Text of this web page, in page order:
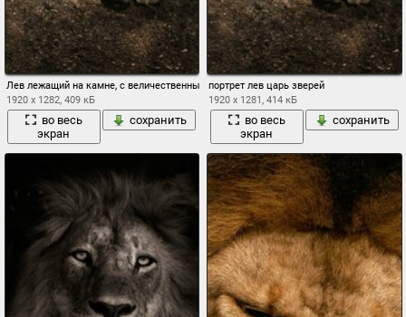
Лев лежащий на камне, с величественным взглядом
1920 x 1282, 409 кБ
во весь
экран
сохранить
портрет лев царь зверей
1920 x 1281, 414 кБ
во весь
экран
сохранить